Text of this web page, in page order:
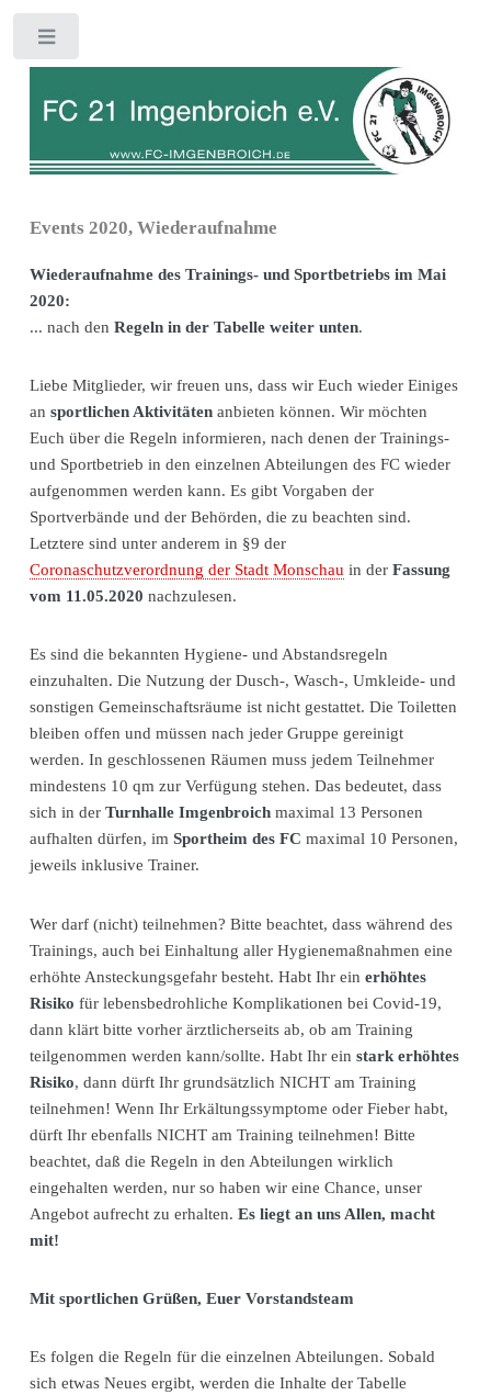
Events 2020, Wiederaufnahme
Wiederaufnahme des Trainings- und Sportbetriebs im Mai
2020:
... nach den Regeln in der Tabelle weiter unten.
Liebe Mitglieder, wir freuen uns, dass wir Euch wieder Einiges
an sportlichen Aktivitätenanbieten können. Wir möchten
Euch über die Regeln informieren, nach denen der Trainings-
und Sportbetrieb in den einzelnen Abteilungen des FC wieder
aufgenommen werden kann. Es gibt Vorgaben der
Sportverbände und der Behörden, die zu beachten sind.
Letztere sind unter anderem in §9 der
Coronaschutzverordnung der Stadt Monschau in der Fassung
vom 11.05.2020 nachzulesen.
Es sind die bekannten Hygiene- und Abstandsregeln
einzuhalten. Die Nutzung der Dusch-, Wasch-, Umkleide- und
sonstigen Gemeinschaftsräume ist nicht gestattet. Die Toiletten
bleiben offen und müssen nach jeder Gruppe gereinigt
werden. In geschlossenen Räumen muss jedem Teilnehmer
mindestens 10 qm zur Verfügung stehen. Das bedeutet, dass
sich in der Turnhalle Imgenbroichmaximal 13 Personen
aufhalten dürfen, im Sportheim des FC maximal 10 Personen,
jeweils inklusive Trainer.
Wer darf (nicht) teilnehmen? Bitte beachtet, dass während des
Trainings, auch bei Einhaltung aller Hygienemaßnahmen eine
erhöhte Ansteckungsgefahr besteht. Habt Ihr ein erhöhtes
Risiko für lebensbedrohliche Komplikationen bei Covid-19,
dann klärt bitte vorher ärztlicherseits ab, ob am Training
teilgenommen werden kann/sollte. Habt Ihr ein stark erhöhtes
Risiko, dann dürft Ihr grundsätzlich NICHT am Training
teilnehmen! Wenn Ihr Erkältungssymptome oder Fieber habt,
dürft Ihr ebenfalls NICHT am Training teilnehmen! Bitte
beachtet, daß die Regeln in den Abteilungen wirklich
eingehalten werden, nur so haben wir eine Chance, unser
Angebot aufrecht zu erhalten. Es liegt an uns Allen, macht
mit!
Mit sportlichen Grüßen, Euer Vorstandsteam
Es folgen die Regeln für die einzelnen Abteilungen. Sobald
sich etwas Neues ergibt, werden die Inhalte der Tabelle